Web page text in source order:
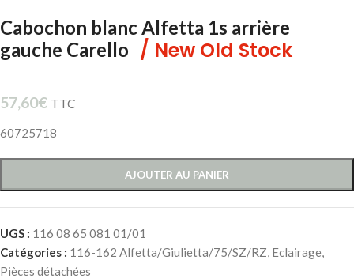
Cabochon blanc Alfetta 1s arrière
gauche Carello / New Old Stock
57,60€ TTC
60725718
AJOUTER AU PANIER
UGS : 116 08 65 081 01/01
Catégories : 116-162 Alfetta/Giulietta/75/SZ/RZ, Eclairage,
Pièces détachées